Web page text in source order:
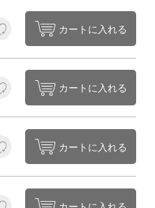
カートに入れる
カートに入れる
カートに入れる